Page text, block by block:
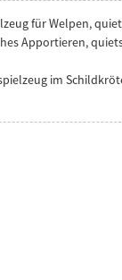
für Welpen,
Apportieren,
im